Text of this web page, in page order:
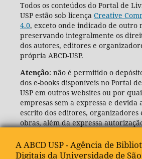
Todos os conteúdos do Portal de
USP estão sob licença Creative
4.0, exceto onde indicado de outro
preservando integralmente os
dos autores, editores e
própria ABCD-USP.
Atenção: não é permitido o
dos e-books disponíveis no Portal
USP em outros websites ou por
empresas sem a expressa e devida
escrito dos editores, organizadores
obras, além da expressa
(ABCD-USP).
A ABCD USP - Agência de
Digitais da Universidade de